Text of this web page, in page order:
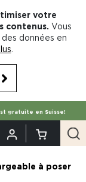
votre
contenus. Vous
données en
gratuite en Suisse!
à poser